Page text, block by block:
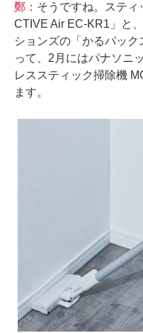
鄭： そうですね。ステ
CTIVE Air EC-KR1」と
ションズの「かるパッ
って、2月にはパナソニ
レススティック掃除機
ます。